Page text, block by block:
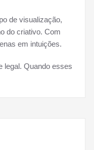
de visualização,
do criativo. Com
em intuições.
legal. Quando esses